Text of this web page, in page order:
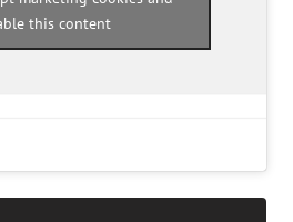
this content